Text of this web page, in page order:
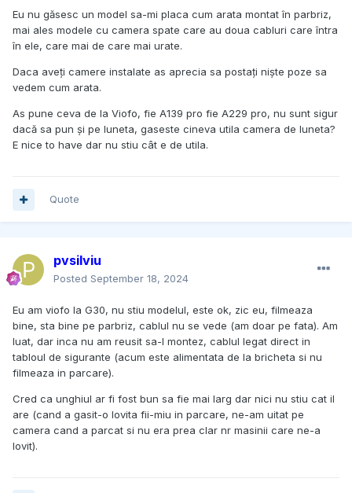
Eu nu găsesc un model sa-mi placa cum arata montat în parbriz,
mai ales modele cu camera spate care au doua cabluri care întra
în ele, care mai de care mai urate.
Daca aveți camere instalate as aprecia sa postați niște poze sa
vedem cum arata.
As pune ceva de la Viofo, fie A139 pro fie A229 pro, nu sunt sigur
dacă sa pun și pe luneta, gaseste cineva utila camera de luneta?
E nice to have dar nu stiu cât e de utila.
Quote
pvsilviu
Posted September 18, 2024
Eu am viofo la G30, nu stiu modelul, este ok, zic eu, filmeaza
bine, sta bine pe parbriz, cablul nu se vede (am doar pe fata). Am
luat, dar inca nu am reusit sa-l montez, cablul legat direct in
tabloul de sigurante (acum este alimentata de la bricheta si nu
filmeaza in parcare).
Cred ca unghiul ar fi fost bun sa fie mai larg dar nici nu stiu cat il
are (cand a gasit-o lovita fii-miu in parcare, ne-am uitat pe
camera cand a parcat si nu era prea clar nr masinii care ne-a
lovit).